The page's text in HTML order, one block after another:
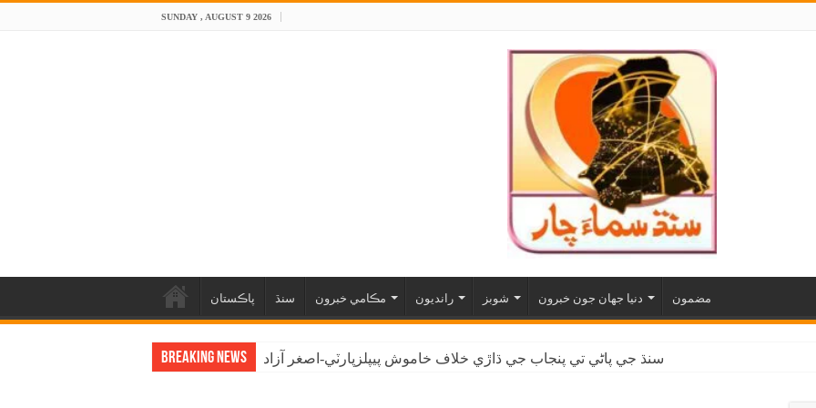
SUNDAY , AUGUST 9 2026
پاڪستان سنڌ مڪامي خبرون رانديون شوبز دنيا جهان جون خبرون مضمون
Breaking News سنڌ جي پاڻي تي پنجاب جي ڌاڙي خلاف خاموش پيپلزپارٽي-اصغر آزاد